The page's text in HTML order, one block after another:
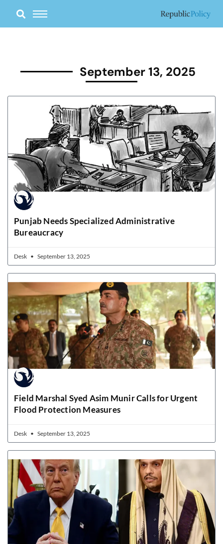
content
September 13, 2025
Punjab Needs Specialized Administrative
Bureaucracy
Desk September 13, 2025
Field Marshal Syed Asim Munir Calls for Urgent
Flood Protection Measures
Desk September 13, 2025